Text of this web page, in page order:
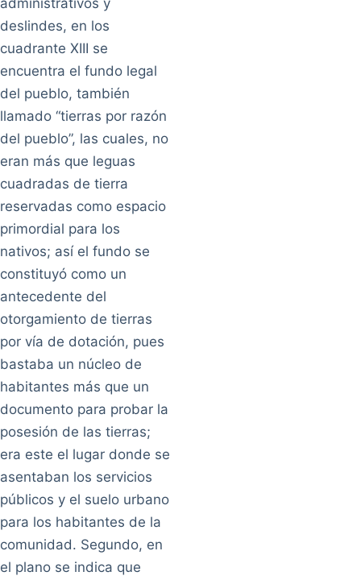
deslindes, en los
cuadrante XIII se
encuentra el fundo legal
del pueblo, también
llamado “tierras por razón
del pueblo”, las cuales, no
eran más que leguas
cuadradas de tierra
reservadas como espacio
primordial para los
nativos; así el fundo se
constituyó como un
antecedente del
otorgamiento de tierras
por vía de dotación, pues
bastaba un núcleo de
habitantes más que un
documento para probar la
posesión de las tierras;
era este el lugar donde se
asentaban los servicios
públicos y el suelo urbano
para los habitantes de la
comunidad. Segundo, en
el plano se indica que